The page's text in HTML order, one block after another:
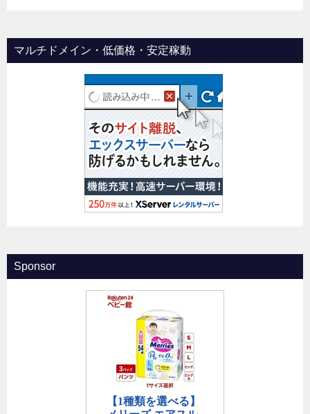
マルチドメイン・低価格・安定稼動
Sponsor